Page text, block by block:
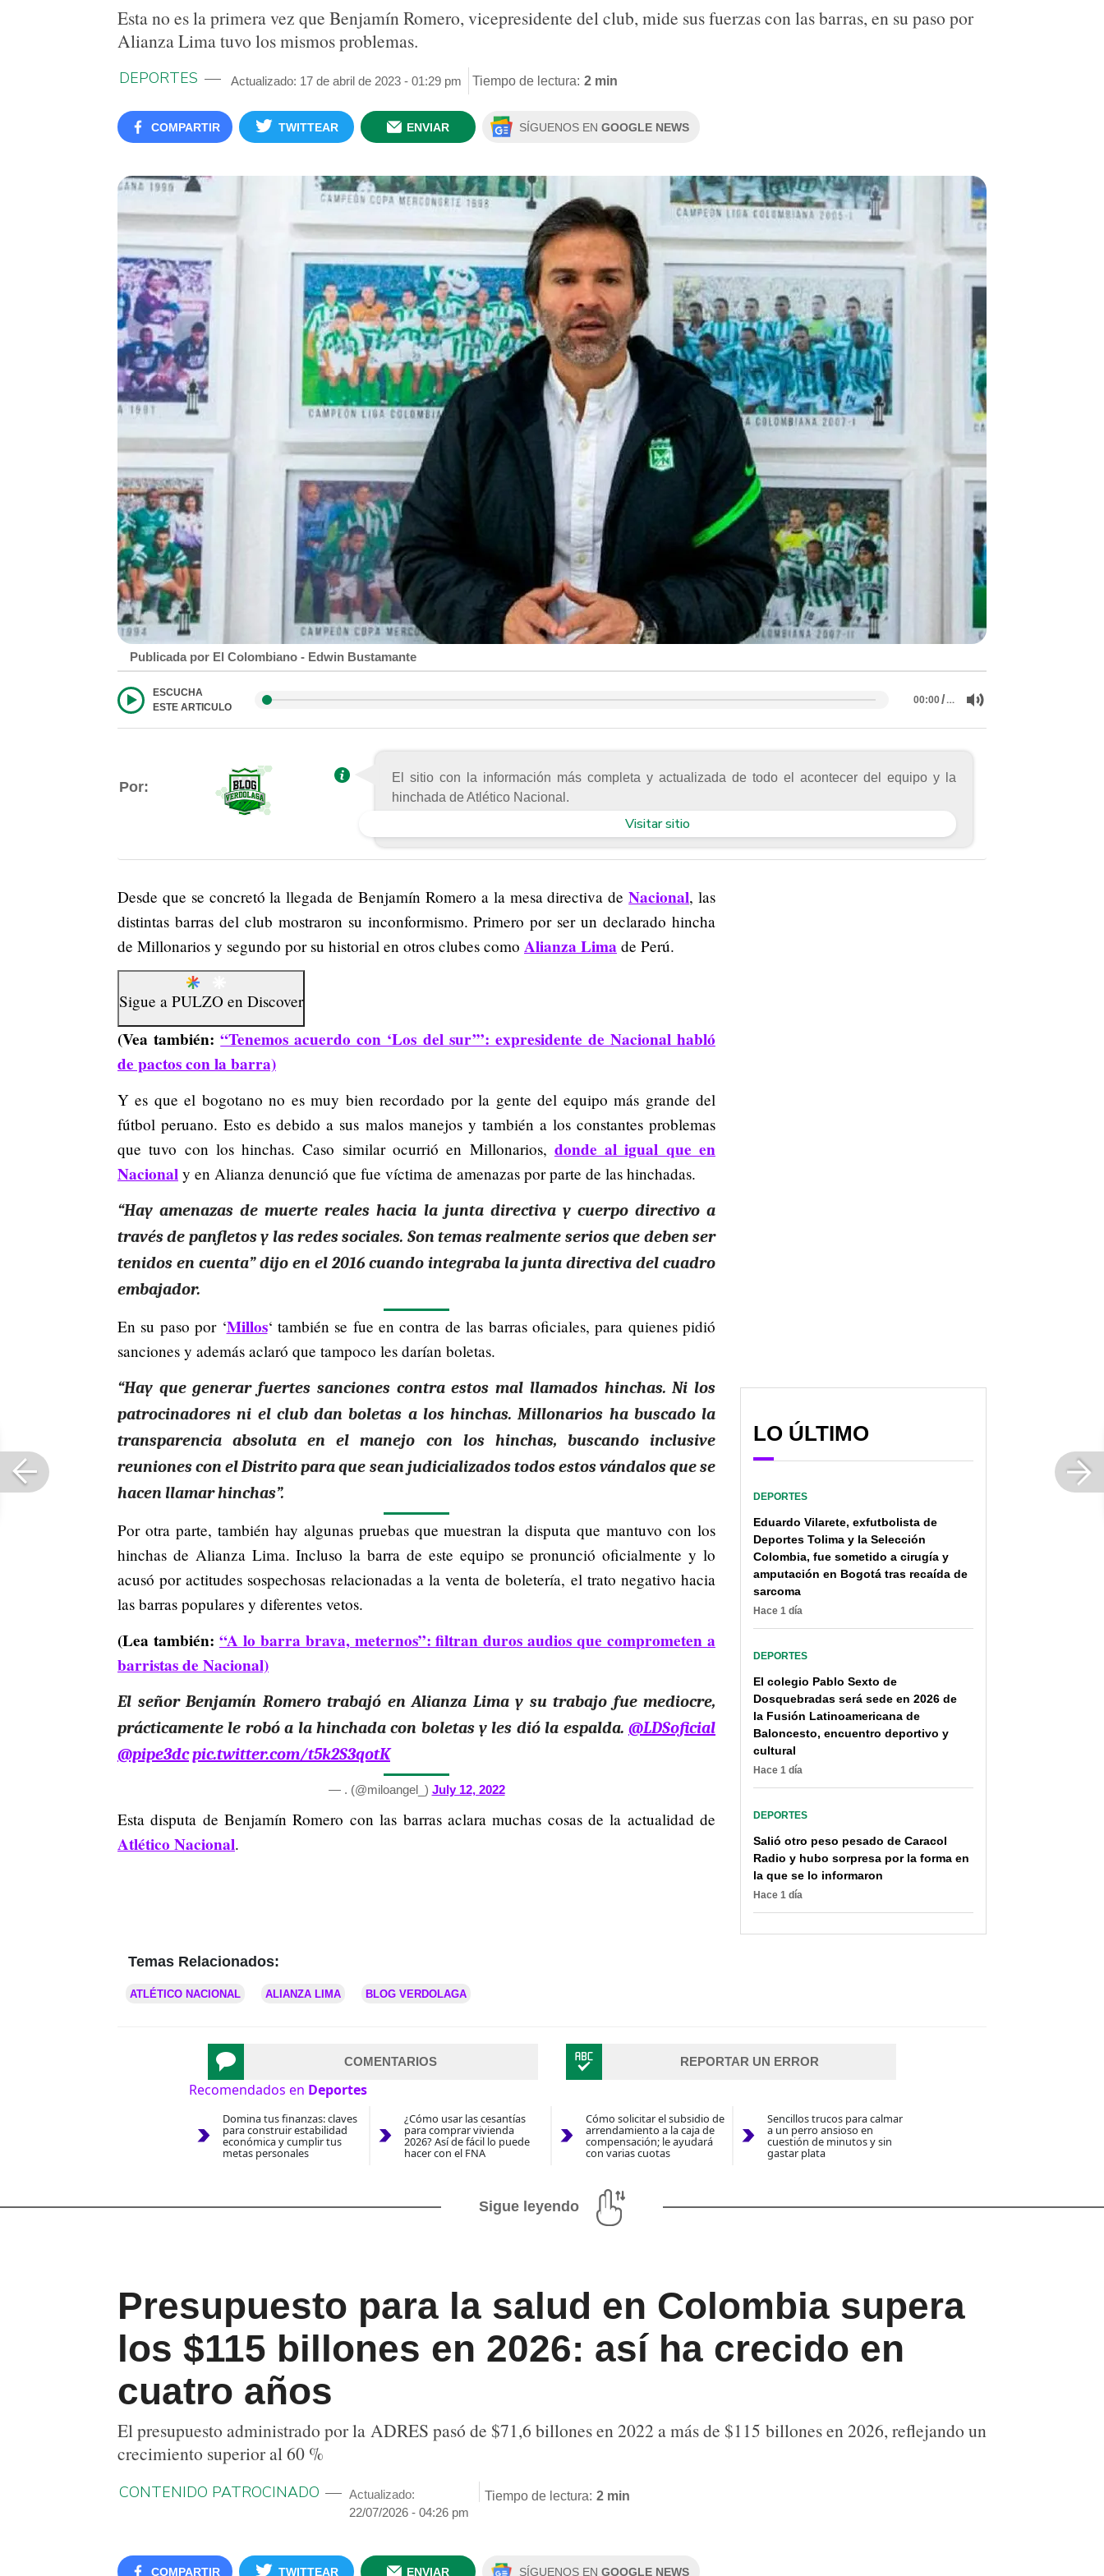
Esta no es la primera vez que Benjamín Romero, vicepresidente del club, mide sus fuerzas con las barras, en su paso por
Alianza Lima tuvo los mismos problemas.
DEPORTES Actualizado: 17 de abril de 2023 - 01:29 pm Tiempo de lectura: 2 min
COMPARTIR TWITTEAR ENVIAR SÍGUENOS EN GOOGLE NEWS
Publicada por El Colombiano - Edwin Bustamante
ESCUCHA
ESTE ARTICULO
00:00/…
Por:
El sitio con la información más completa y actualizada de todo el acontecer del equipo y la
hinchada de Atlético Nacional.
Visitar sitio
Desde que se concretó la llegada de Benjamín Romero a la mesa directiva deNacional, las
distintas barras del club mostraron su inconformismo. Primero por ser un declarado hincha
de Millonarios y segundo por su historial en otros clubes como Alianza Lima de Perú.
Sigue a PULZO en Discover
(Vea también:“Tenemos acuerdo con ‘Los del sur’”: expresidente de Nacional habló
de pactos con la barra)
Y es que el bogotano no es muy bien recordado por la gente del equipo más grande del
fútbol peruano. Esto es debido a sus malos manejos y también a los constantes problemas
que tuvo con los hinchas. Caso similar ocurrió en Millonarios, donde al igual que en
Nacional y en Alianza denunció que fue víctima de amenazas por parte de las hinchadas.
“Hay amenazas de muerte reales hacia la junta directiva y cuerpo directivo a
través de panfletos y las redes sociales. Son temas realmente serios que deben ser
tenidos en cuenta” dijo en el 2016 cuando integraba la junta directiva del cuadro
embajador.
En su paso por ‘Millos‘ también se fue en contra de las barras oficiales, para quienes pidió
sanciones y además aclaró que tampoco les darían boletas.
“Hay que generar fuertes sanciones contra estos mal llamados hinchas. Ni los
patrocinadores ni el club dan boletas a los hinchas. Millonarios ha buscado la
transparencia absoluta en el manejo con los hinchas, buscando inclusive
reuniones con el Distrito para que sean judicializados todos estos vándalos que se
hacen llamar hinchas”.
Por otra parte, también hay algunas pruebas que muestran la disputa que mantuvo con los
hinchas de Alianza Lima. Incluso la barra de este equipo se pronunció oficialmente y lo
acusó por actitudes sospechosas relacionadas a la venta de boletería, el trato negativo hacia
las barras populares y diferentes vetos.
(Lea también: “A lo barra brava, meternos”: filtran duros audios que comprometen a
barristas de Nacional)
El señor Benjamín Romero trabajó en Alianza Lima y su trabajo fue mediocre,
prácticamente le robó a la hinchada con boletas y les dió la espalda. @LDSoficial
@pipe3dcpic.twitter.com/t5k2S3qotK
— . (@miloangel_) July 12, 2022
Esta disputa de Benjamín Romero con las barras aclara muchas cosas de la actualidad de
Atlético Nacional.
LO ÚLTIMO
DEPORTES
Eduardo Vilarete, exfutbolista de
Deportes Tolima y la Selección
Colombia, fue sometido a cirugía y
amputación en Bogotá tras recaída de
sarcoma
Hace 1 día
DEPORTES
El colegio Pablo Sexto de
Dosquebradas será sede en 2026 de
la Fusión Latinoamericana de
Baloncesto, encuentro deportivo y
cultural
Hace 1 día
DEPORTES
Salió otro peso pesado de Caracol
Radio y hubo sorpresa por la forma en
la que se lo informaron
Hace 1 día
Temas Relacionados:
ATLÉTICO NACIONAL ALIANZA LIMA BLOG VERDOLAGA
COMENTARIOS REPORTAR UN ERROR
Recomendados en Deportes
Domina tus finanzas: claves
para construir estabilidad
económica y cumplir tus
metas personales
¿Cómo usar las cesantías
para comprar vivienda
2026? Así de fácil lo puede
hacer con el FNA
Cómo solicitar el subsidio de
arrendamiento a la caja de
compensación; le ayudará
con varias cuotas
Sencillos trucos para calmar
a un perro ansioso en
cuestión de minutos y sin
gastar plata
Sigue leyendo
Presupuesto para la salud en Colombia supera
los $115 billones en 2026: así ha crecido en
cuatro años
El presupuesto administrado por la ADRES pasó de $71,6 billones en 2022 a más de $115 billones en 2026, reflejando un
crecimiento superior al 60 %
CONTENIDO PATROCINADO
Actualizado:
22/07/2026 - 04:26 pm
Tiempo de lectura: 2 min
COMPARTIR TWITTEAR ENVIAR SÍGUENOS EN GOOGLE NEWS